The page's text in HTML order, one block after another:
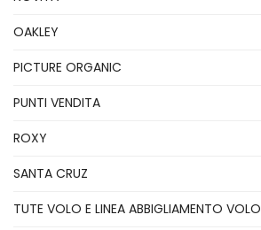
OAKLEY
PICTURE ORGANIC
PUNTI VENDITA
ROXY
SANTA CRUZ
TUTE VOLO E LINEA ABBIGLIAMENTO VOLO